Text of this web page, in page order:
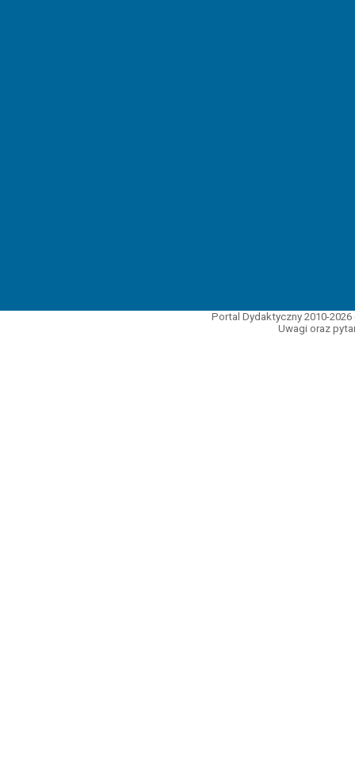
Portal Dydaktyczny 2010-
Uwagi oraz